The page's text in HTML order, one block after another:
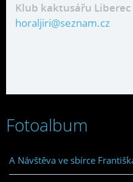
Klub kaktusářu Liberec
horaljiri@seznam.cz
Fotoalbum
A Návštěva ve sbírce